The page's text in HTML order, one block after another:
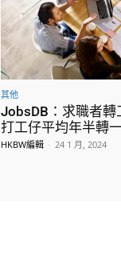
其他
JobsDB：求職者轉
打工仔平均年半轉
HKBW編輯 - 24 1 月, 2024